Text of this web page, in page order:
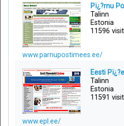
Pï¿?rnu
Talinn
Estonia
11596
www.parnupostimees.ee/
Eesti
Talinn
Estonia
11591
www.epl.ee/